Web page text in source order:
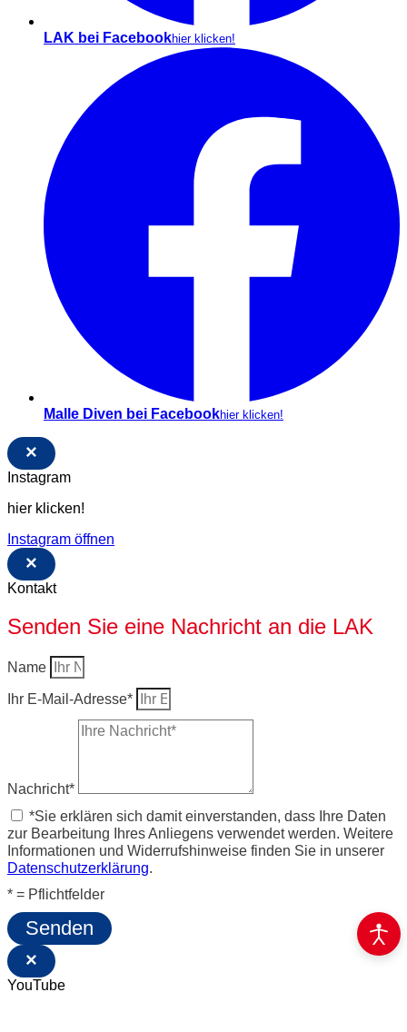
LAK bei Facebookhier klicken!
Malle Diven bei Facebookhier klicken!
×
Instagram
hier klicken!
Instagram öffnen
×
Kontakt
Senden Sie eine Nachricht an die LAK
Name
Ihr E-Mail-Adresse*
Nachricht*
*Sie erklären sich damit einverstanden, dass Ihre Daten
zur Bearbeitung Ihres Anliegens verwendet werden. Weitere
Informationen und Widerrufshinweise finden Sie in unserer
Datenschutzerklärung.
* = Pflichtfelder
Senden
×
YouTube